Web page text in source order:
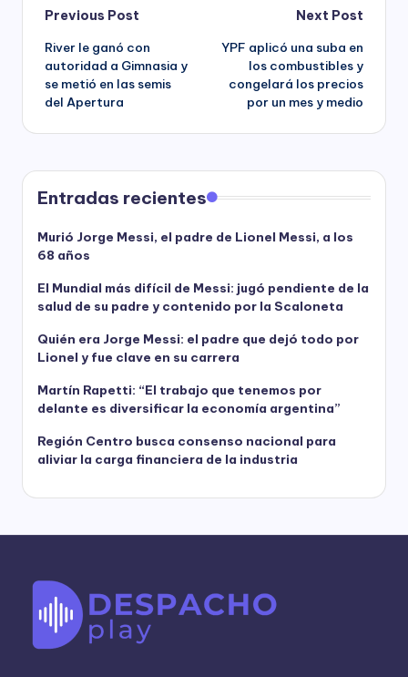
Post
navigation
Previous Post
River le ganó con
autoridad a Gimnasia y
se metió en las semis
del Apertura
Next Post
YPF aplicó una suba en
los combustibles y
congelará los precios
por un mes y medio
Entradas recientes
Murió Jorge Messi, el padre de Lionel Messi, a los
68 años
El Mundial más difícil de Messi: jugó pendiente de la
salud de su padre y contenido por la Scaloneta
Quién era Jorge Messi: el padre que dejó todo por
Lionel y fue clave en su carrera
Martín Rapetti: “El trabajo que tenemos por
delante es diversificar la economía argentina”
Región Centro busca consenso nacional para
aliviar la carga financiera de la industria